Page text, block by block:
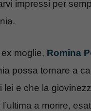
impressi per
moglie, Romina
possa tornare a
lei e che la
a morire,